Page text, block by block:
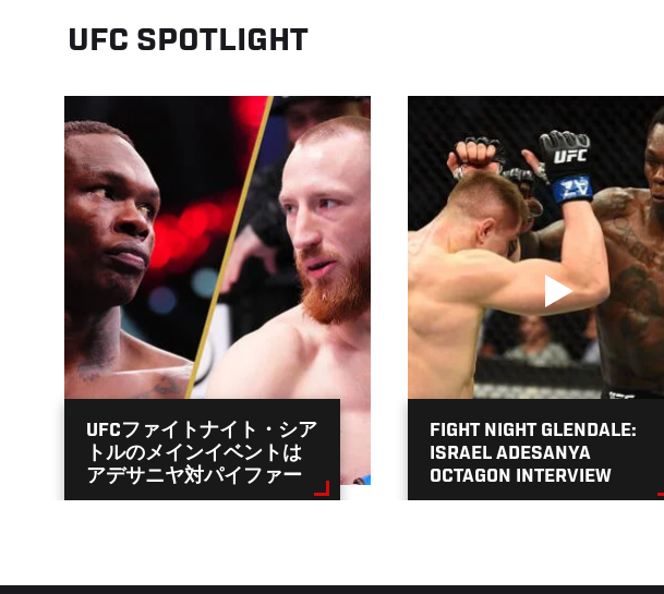
UFC SPOTLIGHT
UFCファイトナイト・シア
トルのメインイベントは
アデサニヤ対パイファー
FIGHT NIGHT GLENDALE:
ISRAEL ADESANYA
OCTAGON INTERVIEW